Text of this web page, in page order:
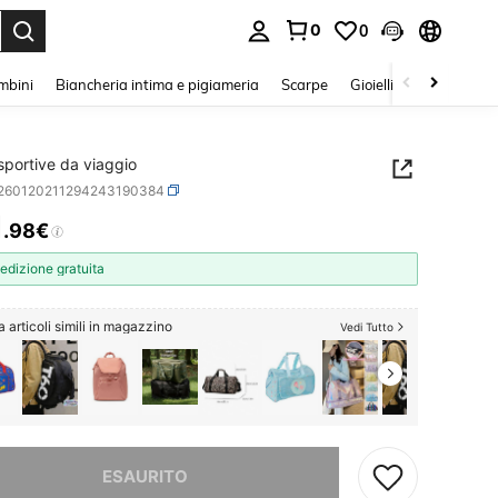
0 0
Biancheria intima e pigiameria Scarpe Gioielli E Accessori
da viaggio
AND AVAILABILITY
.98€
gratuita
articoli simili in magazzino Vedi Tutto
ESAURITO
questo prodotto è esaurito